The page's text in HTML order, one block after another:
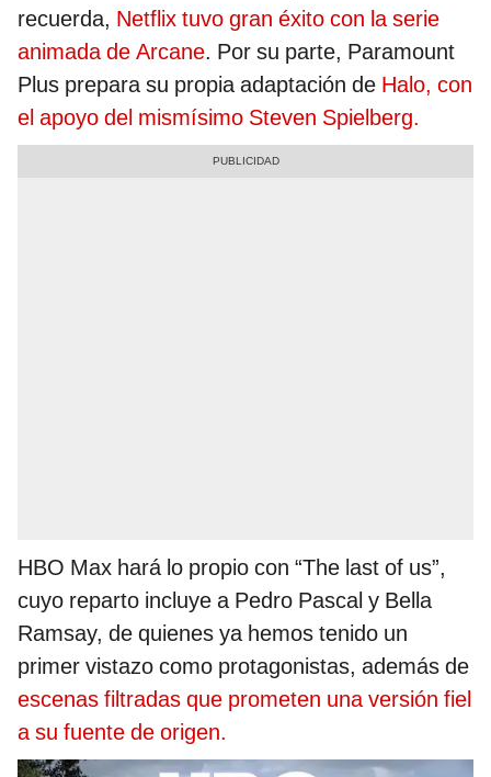
recuerda, Netflix tuvo gran éxito con la serie
animada de Arcane. Por su parte, Paramount
Plus prepara su propia adaptación de Halo, con
el apoyo del mismísimo Steven Spielberg.
HBO Max hará lo propio con “The last of us”,
cuyo reparto incluye a Pedro Pascal y Bella
Ramsay, de quienes ya hemos tenido un
primer vistazo como protagonistas, además de
escenas filtradas que prometen una versión fiel
a su fuente de origen.